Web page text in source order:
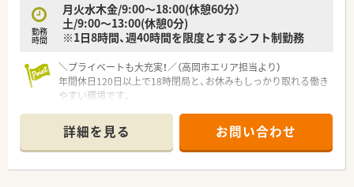
勤務
時間
月火水木金/9:00～18:00(休憩60分）
土/9:00～13:00(休憩0分)
※1日8時間、週40時間を限度とするシフト制勤務
＼プライベートも大充実！／（高岡市エリア担当より）
年間休日120日以上で18時閉局と、お休みもしっかり取れる働き
やすい環境です。
【店舗情報と応需状況について】
■小児科をメインに応需しており、1日あたり30枚から40枚程度
の処方箋を応需している調剤薬局です。
■常時薬剤師1.5名体制と事務員2名体制を確保しており、ゆとり
詳細を見る お問い合わせ